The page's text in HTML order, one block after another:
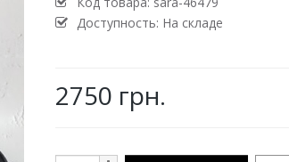
Доступность: На складе
2750 грн.